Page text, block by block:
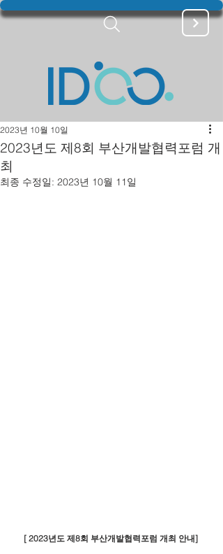
2023년도 제8회 부산개발협력포럼 개
최
2023년 10월 10일
최종 수정일: 2023년 10월 11일
[ 2023년도 제8회 부산개발협력포럼 개최 안내]